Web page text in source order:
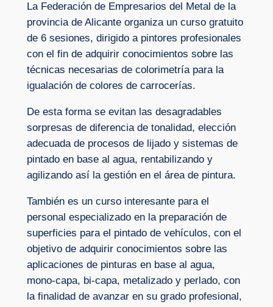
La Federación de Empresarios del Metal de la
provincia de Alicante organiza un curso gratuito
de 6 sesiones, dirigido a pintores profesionales
con el fin de adquirir conocimientos sobre las
técnicas necesarias de colorimetría para la
igualación de colores de carrocerías.
De esta forma se evitan las desagradables
sorpresas de diferencia de tonalidad, elección
adecuada de procesos de lijado y sistemas de
pintado en base al agua, rentabilizando y
agilizando así la gestión en el área de pintura.
También es un curso interesante para el
personal especializado en la preparación de
superficies para el pintado de vehículos, con el
objetivo de adquirir conocimientos sobre las
aplicaciones de pinturas en base al agua,
mono-capa, bi-capa, metalizado y perlado, con
la finalidad de avanzar en su grado profesional,